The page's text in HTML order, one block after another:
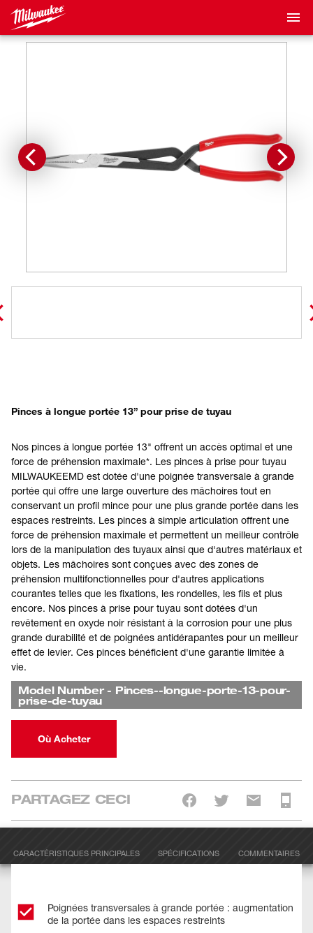
Pinces à longue portée 13” pour prise de tuyau
Nos pinces à longue portée 13" offrent un accès optimal et une
force de préhension maximale*. Les pinces à prise pour tuyau
MILWAUKEEMD est dotée d'une poignée transversale à grande
portée qui offre une large ouverture des mâchoires tout en
conservant un profil mince pour une plus grande portée dans les
espaces restreints. Les pinces à simple articulation offrent une
force de préhension maximale et permettent un meilleur contrôle
lors de la manipulation des tuyaux ainsi que d'autres matériaux et
objets. Les mâchoires sont conçues avec des zones de
préhension multifonctionnelles pour d'autres applications
courantes telles que les fixations, les rondelles, les fils et plus
encore. Nos pinces à prise pour tuyau sont dotées d'un
revêtement en oxyde noir résistant à la corrosion pour une plus
grande durabilité et de poignées antidérapantes pour un meilleur
effet de levier. Ces pinces bénéficient d'une garantie limitée à
vie.
Model Number- Pinces--longue-porte-13-pour-
prise-de-tuyau
Où Acheter
PARTAGEZ CECI
CARACTÉRISTIQUES PRINCIPALES SPÉCIFICATIONS COMMENTAIRES
Poignées transversales à grande portée : augmentation
de la portée dans les espaces restreints